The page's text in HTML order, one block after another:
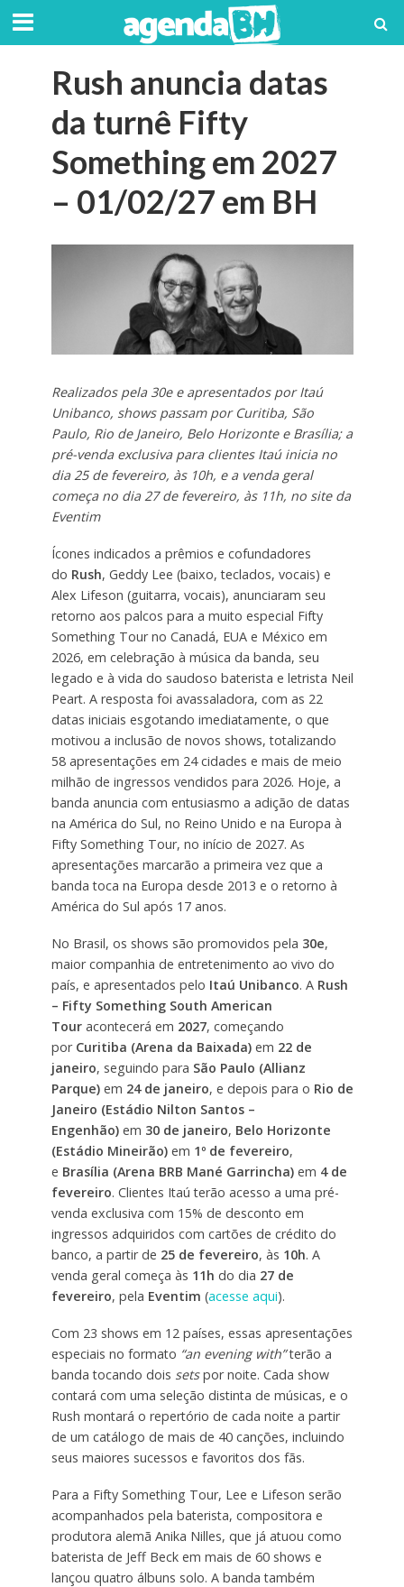
Rush anuncia datas
da turnê Fifty
Something em 2027
– 01/02/27 em BH
Realizados pela 30e e apresentados por Itaú
Unibanco, shows passam por Curitiba, São
Paulo, Rio de Janeiro, Belo Horizonte e Brasília; a
pré-venda exclusiva para clientes Itaú inicia no
dia 25 de fevereiro, às 10h, e a venda geral
começa no dia 27 de fevereiro, às 11h, no site da
Eventim
Ícones indicados a prêmios e cofundadores
do Rush, Geddy Lee (baixo, teclados, vocais) e
Alex Lifeson (guitarra, vocais), anunciaram seu
retorno aos palcos para a muito especial Fifty
Something Tour no Canadá, EUA e México em
2026, em celebração à música da banda, seu
legado e à vida do saudoso baterista e letrista Neil
Peart. A resposta foi avassaladora, com as 22
datas iniciais esgotando imediatamente, o que
motivou a inclusão de novos shows, totalizando
58 apresentações em 24 cidades e mais de meio
milhão de ingressos vendidos para 2026. Hoje, a
banda anuncia com entusiasmo a adição de datas
na América do Sul, no Reino Unido e na Europa à
Fifty Something Tour, no início de 2027. As
apresentações marcarão a primeira vez que a
banda toca na Europa desde 2013 e o retorno à
América do Sul após 17 anos.
No Brasil, os shows são promovidos pela 30e,
maior companhia de entretenimento ao vivo do
país, e apresentados pelo Itaú Unibanco. A Rush
– Fifty Something South American
Touracontecerá em 2027, começando
por Curitiba (Arena da Baixada)em 22 de
janeiro, seguindo para São Paulo (Allianz
Parque)em 24 de janeiro, e depois para o Rio de
Janeiro (Estádio Nilton Santos –
Engenhão)em 30 de janeiro, Belo Horizonte
(Estádio Mineirão)em 1º de fevereiro,
e Brasília (Arena BRB Mané Garrincha)em 4 de
fevereiro. Clientes Itaú terão acesso a uma pré-
venda exclusiva com 15% de desconto em
ingressos adquiridos com cartões de crédito do
banco, a partir de 25 de fevereiro, às 10h. A
venda geral começa às 11h do dia 27 de
fevereiro, pela Eventim (acesse aqui).
Com 23 shows em 12 países, essas apresentações
especiais no formato “an evening with”terão a
banda tocando dois setspor noite. Cada show
contará com uma seleção distinta de músicas, e o
Rush montará o repertório de cada noite a partir
de um catálogo de mais de 40 canções, incluindo
seus maiores sucessos e favoritos dos fãs.
Para a Fifty Something Tour, Lee e Lifeson serão
acompanhados pela baterista, compositora e
produtora alemã Anika Nilles, que já atuou como
baterista de Jeff Beck em mais de 60 shows e
lançou quatro álbuns solo. A banda também